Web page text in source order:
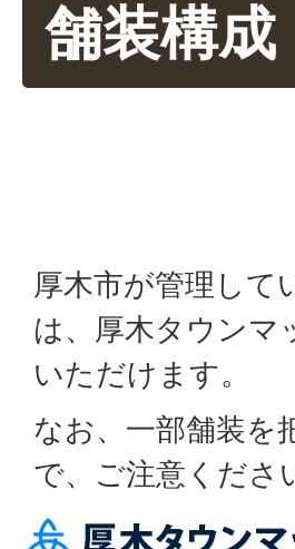
舗装構成
厚木市が管理して
は、厚木タウンマ
いただけます。
なお、一部舗装を
で、ご注意くださ